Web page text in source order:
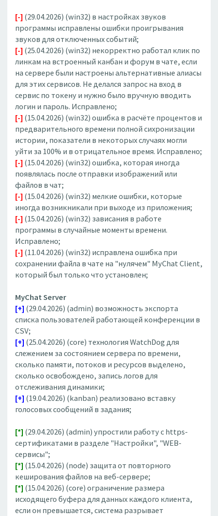
[-] (29.04.2026) (win32) в настройках звуков
программы исправлены ошибки проигрывания
звуков для отключенных событий;
[-] (25.04.2026) (win32) некорректно работал клик по
линкам на встроенный канбан и форум в чате, если
на сервере были настроены альтернативные алиасы
для этих сервисов. Не делался запрос на вход в
сервис по токену и нужно было вручную вводить
логин и пароль. Исправлено;
[-] (15.04.2026) (win32) ошибка в расчёте процентов и
предварительного времени полной сихронизации
истории, показатели в некоторых случаях могли
уйти за 100% и в отрицательное время. Исправлено;
[-] (15.04.2026) (win32) ошибка, которая иногда
появлялась после отправки изображений или
файлов в чат;
[-] (15.04.2026) (win32) мелкие ошибки, которые
иногда возникникали при выходе из приложения;
[-] (15.04.2026) (win32) зависания в работе
программы в случайные моменты времени.
Исправлено;
[-] (11.04.2026) (win32) исправлена ошибка при
сохранении файла в чате на "нулячем" MyChat Client,
который был только что установлен;
MyChat Server
[+] (29.04.2026) (admin) возможность экспорта
списка пользователей работающей конференции в
CSV;
[+] (25.04.2026) (core) технология WatchDog для
слежением за состоянием сервера по времени,
сколько памяти, потоков и ресурсов выделено,
сколько освобождено, запись логов для
отслеживания динамики;
[+] (19.04.2026) (kanban) реализовано вставку
голосовых сообщений в задания;
[*] (29.04.2026) (admin) упростили работу с https-
сертификатами в разделе "Настройки", "WEB-
сервисы";
[*] (15.04.2026) (node) защита от повторного
кеширования файлов на веб-сервере;
[*] (15.04.2026) (core) ограничение размера
исходящего буфера для данных каждого клиента,
если он превышается, система разрывает